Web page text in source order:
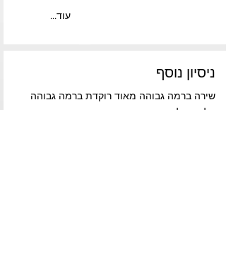
...עוד
ניסיון נוסף
שירה ברמה גבוהה מאוד רוקדת ברמה גבוהה
הליכה על קביים